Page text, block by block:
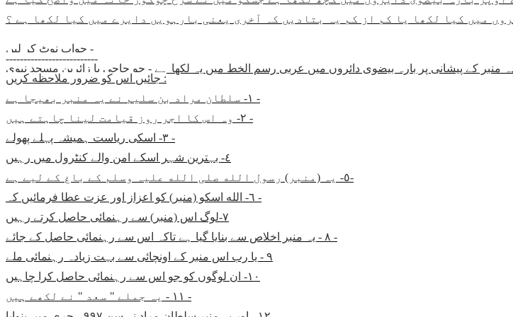
میں کیا لکھا یا کم از کم یہ بتادیں کہ آخری یعنی بارہویں دایرے میں کیا لکھا ہے ؟
جواب نوٹ کر لیں -
--------------------------
کے پیشانی پر بارہ بیضوی دائروں میں عربی رسم الخط میں یہ لکھا ہے - جو حاجی یا زائرین مسجد نبوی
جائیں اس کو ضرور ملاحظه کریں :
١- سلطان مراد بن سلیم نے یہ منبر بھیجا ہے -
٢- وہ اس کا اجر روز قیامت لینا چاہتے ہیں -
٣- اسکی ریاست ہمیشہ پہلے پھولے -
٤- بہترین شہر اسکے امن والے کنٹرول میں رہیں
٥- یہ (منبر) رسول الله صلی الله علیہ وسلم کے باغ کے لیے ہے-
٦- الله اسکو (منبر) کو اعزاز اور عزت عطا فرمائیں کہ -
٧-لوگ اس (منبر) سے رہنمائی حاصل کرتے رہیں
٨ - یہ منبر اخلاص سے بنایا گیا ہے تاکہ اس سے رہنمائی حاصل کے جائے -
٩ - یا رب اس منبر کے اونچائی سے بہت زیادہ رہنمائی ملے
١٠- ان لوگوں کو جو اس سے رہنمائی حاصل کرا چاہیں
١١ - یہ جملے " سعد " نے لکھے ہیں -